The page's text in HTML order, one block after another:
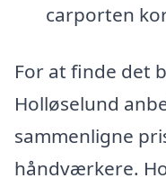
carporten
For at finde det
Holløselund
sammenligne
håndværkere.